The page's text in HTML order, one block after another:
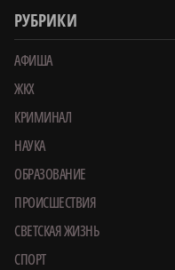
РУБРИКИ
АФИША
ЖКХ
КРИМИНАЛ
НАУКА
ОБРАЗОВАНИЕ
ПРОИСШЕСТВИЯ
СВЕТСКАЯ ЖИЗНЬ
СПОРТ